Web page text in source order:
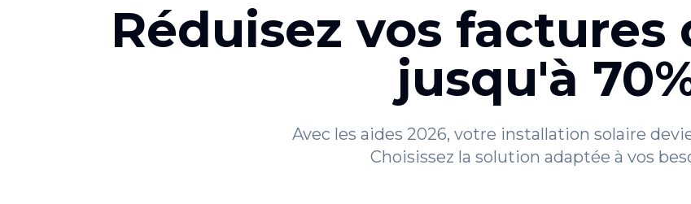
Réduisez vos
jusqu'à
Avec les aides 2026, votre installation solaire
Choisissez la solution adaptée à vos